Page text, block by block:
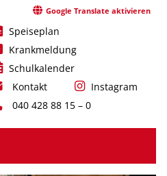
Google Translate aktivieren
Speiseplan
Krankmeldung
Schulkalender
Kontakt
Instagram
040 428 88 15 – 0